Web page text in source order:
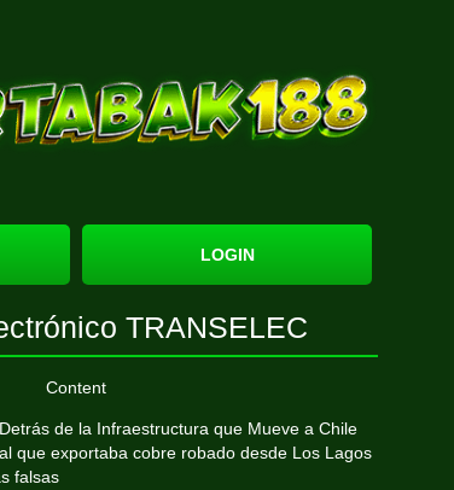
LOGIN
TRANSELEC
Content
de la Infraestructura que Mueve a Chile
que exportaba cobre robado desde Los Lagos
falsas